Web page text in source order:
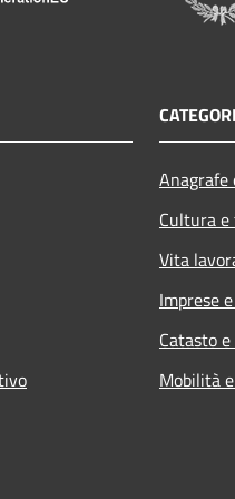
Cultura
Vita
Imprese
Catasto
Mobilità